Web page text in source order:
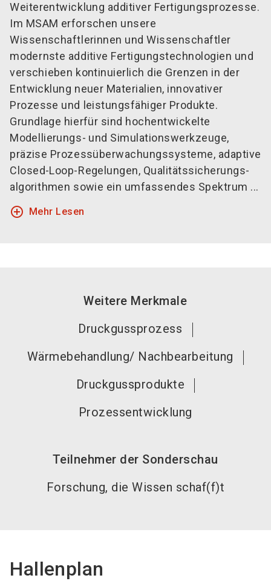
Weiterentwicklung additiver Fertigungsprozesse.
Im MSAM erforschen unsere
Wissenschaftlerinnen und Wissenschaftler
modernste additive Fertigungstechnologien und
verschieben kontinuierlich die Grenzen in der
Entwicklung neuer Materialien, innovativer
Prozesse und leistungsfähiger Produkte.
Grundlage hierfür sind hochentwickelte
Modellierungs- und Simulationswerkzeuge,
präzise Prozessüberwachungssysteme, adaptive
Closed-Loop-Regelungen, Qualitäts­sicherungs­
algorithmen sowie ein umfassendes Spektrum ...
add_circle_outline Mehr Lesen
Weitere Merkmale
Druckgussprozess
Wärmebehandlung/ Nachbearbeitung
Druckgussprodukte
Prozessentwicklung
Teilnehmer der Sonderschau
Forschung, die Wissen schaf(f)t
Hallenplan